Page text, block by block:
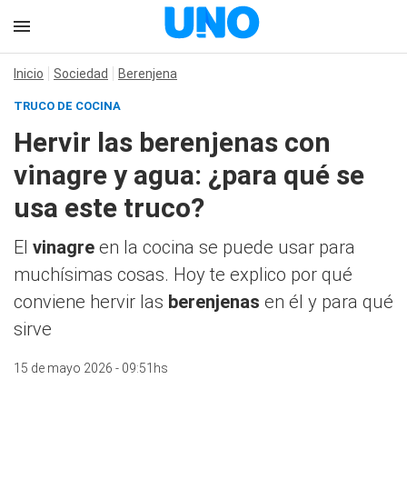
Inicio Sociedad Berenjena
TRUCO DE COCINA
Hervir las berenjenas con
vinagre y agua: ¿para qué se
usa este truco?
El vinagre en la cocina se puede usar para
muchísimas cosas. Hoy te explico por qué
conviene hervir las berenjenas en él y para qué
sirve
15 de mayo 2026 - 09:51hs